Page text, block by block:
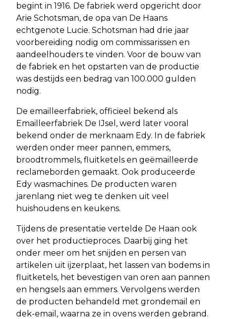
begint in 1916. De fabriek werd opgericht door
Arie Schotsman, de opa van De Haans
echtgenote Lucie. Schotsman had drie jaar
voorbereiding nodig om commissarissen en
aandeelhouders te vinden. Voor de bouw van
de fabriek en het opstarten van de productie
was destijds een bedrag van 100.000 gulden
nodig.
De emailleerfabriek, officieel bekend als
Emailleerfabriek De IJsel, werd later vooral
bekend onder de merknaam Edy. In de fabriek
werden onder meer pannen, emmers,
broodtrommels, fluitketels en geëmailleerde
reclameborden gemaakt. Ook produceerde
Edy wasmachines. De producten waren
jarenlang niet weg te denken uit veel
huishoudens en keukens.
Tijdens de presentatie vertelde De Haan ook
over het productieproces. Daarbij ging het
onder meer om het snijden en persen van
artikelen uit ijzerplaat, het lassen van bodems in
fluitketels, het bevestigen van oren aan pannen
en hengsels aan emmers. Vervolgens werden
de producten behandeld met grondemail en
dek-email, waarna ze in ovens werden gebrand.